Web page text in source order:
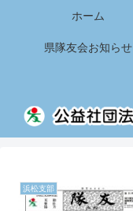
ホーム
県隊友会お知らせ
浜松支部